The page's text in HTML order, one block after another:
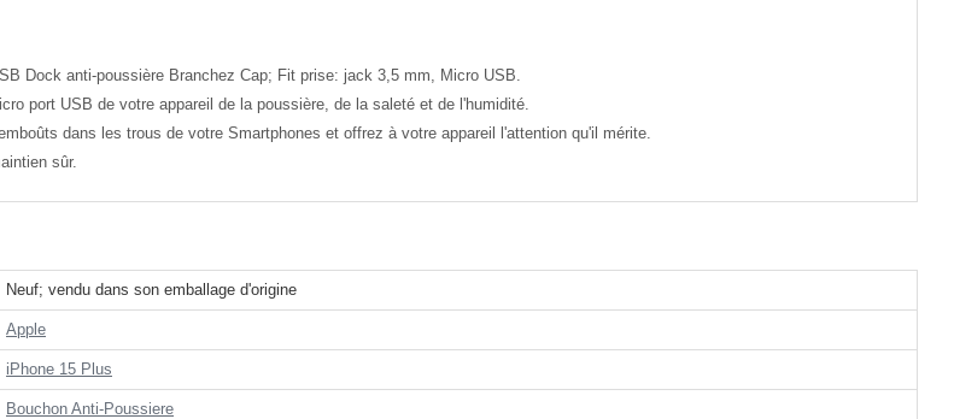
Dock anti-poussière Branchez Cap; Fit prise: jack 3,5 mm, Micro USB.
port USB de votre appareil de la poussière, de la saleté et de l'humidité.
dans les trous de votre Smartphones et offrez à votre appareil l'attention qu'il mérite.
sûr.
Neuf; vendu dans son emballage d'origine
Apple
iPhone 15 Plus
Bouchon Anti-Poussiere